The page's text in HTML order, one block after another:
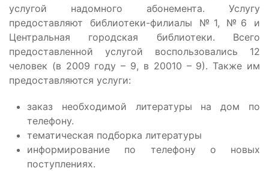
услугой надомного абонемента. Услугу
предоставляют библиотеки-филиалы №1, №6 и
Центральная городская библиотеки. Всего
предоставленной услугой воспользовались 12
человек (в 2009 году – 9, в 20010 – 9). Также им
предоставляются услуги:
заказ необходимой литературы на дом по
телефону.
тематическая подборка литературы
информирование по телефону о новых
поступлениях.